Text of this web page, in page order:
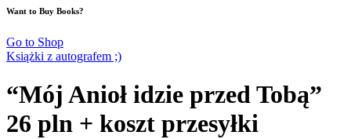
Want to Buy Books?
Go to Shop
Książki z autografem ;)
“Mój Anioł idzie przed Tobą”
26 pln + koszt przesyłki